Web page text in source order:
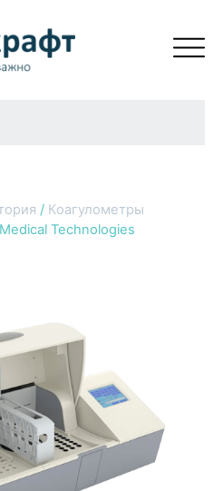
/ Коагулометры
Technologies